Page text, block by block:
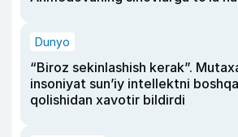
Dunyo
“Biroz sekinlashish kerak”.
insoniyat sun’iy intellektni
qolishidan xavotir bildirdi